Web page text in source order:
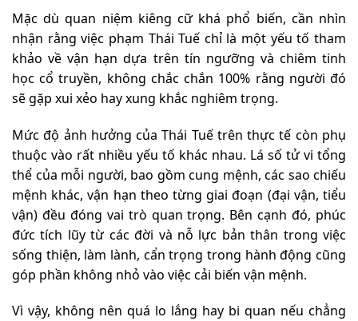
Mặc dù quan niệm kiêng cữ khá phổ biến, cần nhìn
nhận rằng việc phạm Thái Tuế chỉ là một yếu tố tham
khảo về vận hạn dựa trên tín ngưỡng và chiêm tinh
học cổ truyền, không chắc chắn 100% rằng người đó
sẽ gặp xui xẻo hay xung khắc nghiêm trọng.
Mức độ ảnh hưởng của Thái Tuế trên thực tế còn phụ
thuộc vào rất nhiều yếu tố khác nhau. Lá số tử vi tổng
thể của mỗi người, bao gồm cung mệnh, các sao chiếu
mệnh khác, vận hạn theo từng giai đoạn (đại vận, tiểu
vận) đều đóng vai trò quan trọng. Bên cạnh đó, phúc
đức tích lũy từ các đời và nỗ lực bản thân trong việc
sống thiện, làm lành, cẩn trọng trong hành động cũng
góp phần không nhỏ vào việc cải biến vận mệnh.
Vì vậy, không nên quá lo lắng hay bi quan nếu chẳng